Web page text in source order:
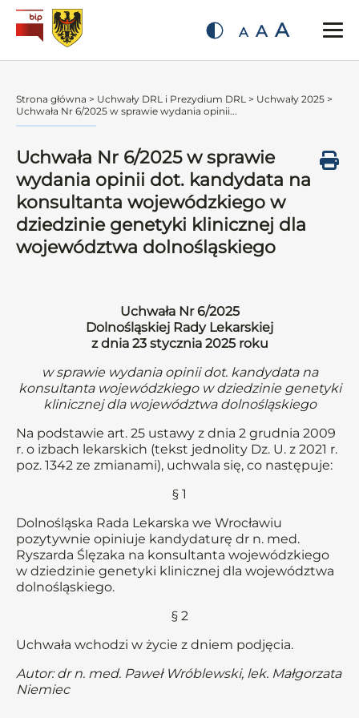
A A A
Strona główna > Uchwały DRL i Prezydium DRL > Uchwały 2025 >
Uchwała Nr 6/2025 w sprawie wydania opinii...
Uchwała Nr 6/2025 w sprawie
wydania opinii dot. kandydata na
konsultanta wojewódzkiego w
dziedzinie genetyki klinicznej dla
województwa dolnośląskiego
Uchwała Nr 6/2025
Dolnośląskiej Rady Lekarskiej
z dnia 23 stycznia 2025 roku
w sprawie wydania opinii dot. kandydata na
konsultanta wojewódzkiego w dziedzinie genetyki
klinicznej dla województwa dolnośląskiego
Na podstawie art. 25 ustawy z dnia 2 grudnia 2009
r. o izbach lekarskich (tekst jednolity Dz. U. z 2021 r.
poz. 1342 ze zmianami), uchwala się, co następuje:
§ 1
Dolnośląska Rada Lekarska we Wrocławiu
pozytywnie opiniuje kandydaturę dr n. med.
Ryszarda Ślęzaka na konsultanta wojewódzkiego
w dziedzinie genetyki klinicznej dla województwa
dolnośląskiego.
§ 2
Uchwała wchodzi w życie z dniem podjęcia.
Autor: dr n. med. Paweł Wróblewski, lek. Małgorzata
Niemiec